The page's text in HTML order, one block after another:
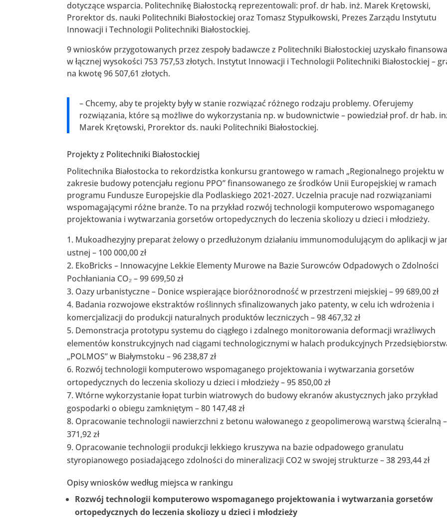
dotyczące wsparcia. Politechnikę Białostocką reprezentowali: prof. dr hab. inż. Marek Krętowski,
Prorektor ds. nauki Politechniki Białostockiej oraz Tomasz Stypułkowski, Prezes Zarządu Instytutu
Innowacji i Technologii Politechniki Białostockiej.
9 wniosków przygotowanych przez zespoły badawcze z Politechniki Białostockiej uzyskało
w łącznej wysokości 753 757,53 złotych. Instytut Innowacji i Technologii Politechniki Białostockiej –
na kwotę 96 507,61 złotych.
– Chcemy, aby te projekty były w stanie rozwiązać różnego rodzaju problemy. Oferujemy
rozwiązania, które są możliwe do wykorzystania np. w budownictwie – powiedział prof. dr hab.
Marek Krętowski, Prorektor ds. nauki Politechniki Białostockiej.
Projekty z Politechniki Białostockiej
Politechnika Białostocka to rekordzistka konkursu grantowego w ramach „Regionalnego projektu w
zakresie budowy potencjału regionu PPO” finansowanego ze środków Unii Europejskiej w ramach
programu Fundusze Europejskie dla Podlaskiego 2021-2027. Uczelnia pracuje nad rozwiązaniami
wspomagającymi różne branże. To na przykład rozwój technologii komputerowo wspomaganego
projektowania i wytwarzania gorsetów ortopedycznych do leczenia skoliozy u dzieci i młodzieży.
Mukoadhezyjny preparat żelowy o przedłużonym działaniu immunomodulującym do aplikacji w
ustnej – 100 000,00 zł
EkoBricks – Innowacyjne Lekkie Elementy Murowe na Bazie Surowców Odpadowych o Zdolności
Pochłaniania CO₂ – 99 699,50 zł
Oazy urbanistyczne – Donice wspierające bioróżnorodność w przestrzeni miejskiej – 99 689,00 zł
Badania rozwojowe ekstraktów roślinnych sfinalizowanych jako patenty, w celu ich wdrożenia i
komercjalizacji do produkcji naturalnych produktów leczniczych – 98 467,32 zł
Demonstracja prototypu systemu do ciągłego i zdalnego monitorowania deformacji wrażliwych
elementów konstrukcyjnych nad ciągami technologicznymi w halach produkcyjnych
„POLMOS” w Białymstoku – 96 238,87 zł
Rozwój technologii komputerowo wspomaganego projektowania i wytwarzania gorsetów
ortopedycznych do leczenia skoliozy u dzieci i młodzieży – 95 850,00 zł
Wtórne wykorzystanie łopat turbin wiatrowych do budowy ekranów akustycznych jako przykład
gospodarki o obiegu zamkniętym – 80 147,48 zł
Opracowanie technologii nawierzchni z betonu wałowanego z geopolimerową warstwą ścieralną
371,92 zł
Opracowanie technologii produkcji lekkiego kruszywa na bazie odpadowego granulatu
styropianowego posiadającego zdolności do mineralizacji CO2 w swojej strukturze – 38 293,44 zł
Opisy wniosków według miejsca w rankingu
Rozwój technologii komputerowo wspomaganego projektowania i wytwarzania gorsetów
ortopedycznych do leczenia skoliozy u dzieci i młodzieży